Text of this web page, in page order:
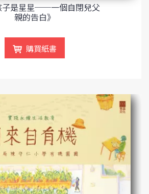
子是星星──一個自閉兒父
親的告白》
購買紙書